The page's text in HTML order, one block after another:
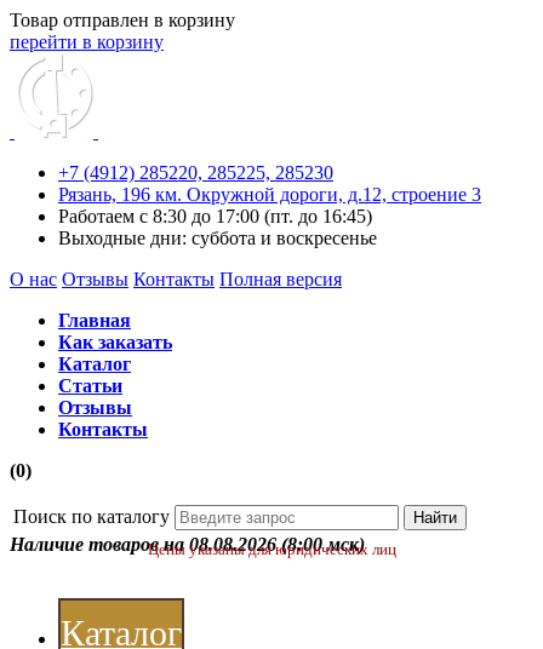
Товар отправлен в корзину
перейти в корзину
+7 (4912) 285220, 285225, 285230
Рязань, 196 км. Окружной дороги, д.12, строение 3
Работаем с 8:30 до 17:00 (пт. до 16:45)
Выходные дни: суббота и воскресенье
О нас Отзывы Контакты Полная версия
Главная
Как заказать
Каталог
Статьи
Отзывы
Контакты
(0)
Поиск по каталогу
Наличие товаров на 08.08.2026 (8:00 мск)
Цены указаны для юридических лиц
Каталог